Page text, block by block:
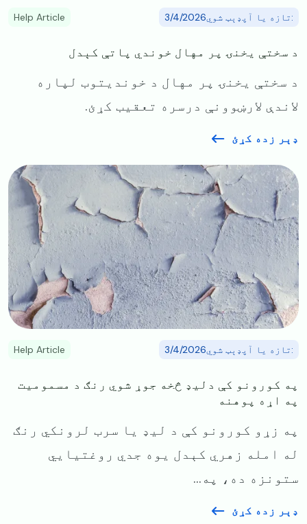
:تازه یا آپډېټ شوي3/4/2026 Help Article
د سختې یخنۍ پر مهال خوندي پاتې کېدل
د سختې یخنۍ پر مهال د خوندیتوب لپاره
لاندې لارښوونې درسره تعقیب کړئ.
ډېر زده کړئ
Image
:تازه یا آپډېټ شوي3/4/2026 Help Article
په کورونو کې دلیډ څخه جوړ شوي رنګ د مسمومیت
په اړه پوهنه
په زړو کورونو کې د لیډ یا سرب لرونکي رنګ
له امله زهري کېدل یوه جدي روغتیایي
ستونزه ده، په...
ډېر زده کړئ